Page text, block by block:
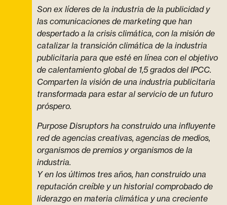
Son ex líderes de la industria de la publicidad y
las comunicaciones de marketing que han
despertado a la crisis climática, con la misión de
catalizar la transición climática de la industria
publicitaria para que esté en línea con el objetivo
de calentamiento global de 1,5 grados del IPCC.
Comparten la visión de una industria publicitaria
transformada para estar al servicio de un futuro
próspero.
Purpose Disruptors ha construido una influyente
red de agencias creativas, agencias de medios,
organismos de premios y organismos de la
industria.
Y en los últimos tres años, han construido una
reputación creíble y un historial comprobado de
liderazgo en materia climática y una creciente